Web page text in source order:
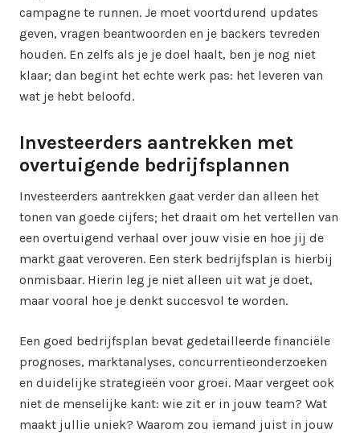
campagne te runnen. Je moet voortdurend updates
geven, vragen beantwoorden en je backers tevreden
houden. En zelfs als je je doel haalt, ben je nog niet
klaar; dan begint het echte werk pas: het leveren van
wat je hebt beloofd.
Investeerders aantrekken met
overtuigende bedrijfsplannen
Investeerders aantrekken gaat verder dan alleen het
tonen van goede cijfers; het draait om het vertellen van
een overtuigend verhaal over jouw visie en hoe jij de
markt gaat veroveren. Een sterk bedrijfsplan is hierbij
onmisbaar. Hierin leg je niet alleen uit wat je doet,
maar vooral hoe je denkt succesvol te worden.
Een goed bedrijfsplan bevat gedetailleerde financiële
prognoses, marktanalyses, concurrentieonderzoeken
en duidelijke strategieën voor groei. Maar vergeet ook
niet de menselijke kant: wie zit er in jouw team? Wat
maakt jullie uniek? Waarom zou iemand juist in jouw